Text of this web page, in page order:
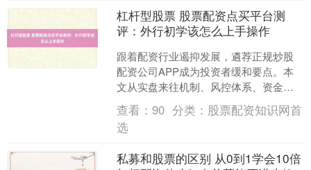
杠杆型股票 股票配资点买平台测
评：外行初学该怎么上手操作
跟着配资行业遏抑发展，遴荐正规炒股
配资公司APP成为投资者缓和要点。本
文从实盘来往机制、风控体系、资金安
全和用户职业四个鸿沟，深切对比分析
面前市集主流平台，并保....
查看：90 分类： 股票配资知识网首
选
私募和股票的区别 从0到1学会10倍